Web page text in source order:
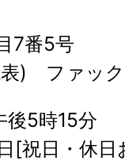
7番5号
表) ファッ
後5時15分
[祝日・休